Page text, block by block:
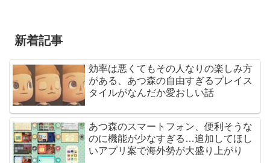
新着記事
効率は悪くてもその人なりの楽しみ方
がある、あつ森の自由すぎるプレイス
タイルがなんだか愛おしい話
あつ森のスマートフォン、便利そうな
のに機能が少なすぎる…追加してほし
いアプリ案で海外勢が大盛り上がり